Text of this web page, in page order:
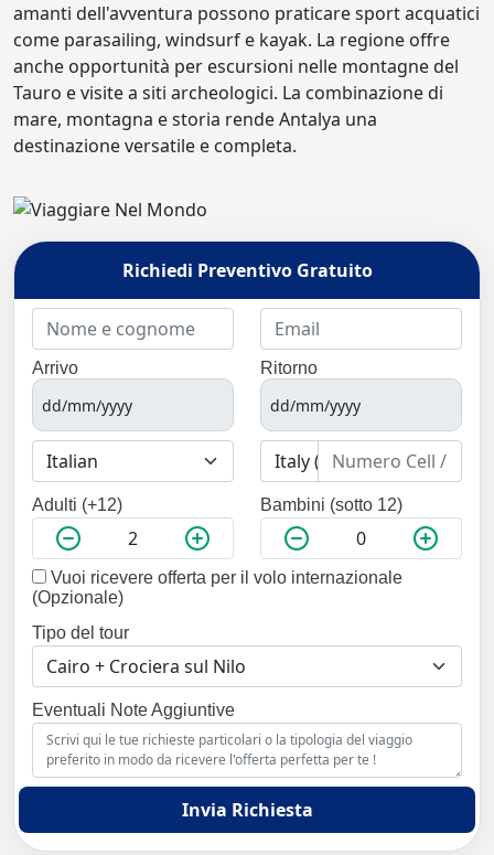
amanti dell'avventura possono praticare sport acquatici
come parasailing, windsurf e kayak. La regione offre
anche opportunità per escursioni nelle montagne del
Tauro e visite a siti archeologici. La combinazione di
mare, montagna e storia rende Antalya una
destinazione versatile e completa.
Richiedi Preventivo Gratuito
Arrivo Ritorno
Adulti (+12) Bambini (sotto 12)
Vuoi ricevere offerta per il volo internazionale
(Opzionale)
Tipo del tour
Eventuali Note Aggiuntive
Invia Richiesta